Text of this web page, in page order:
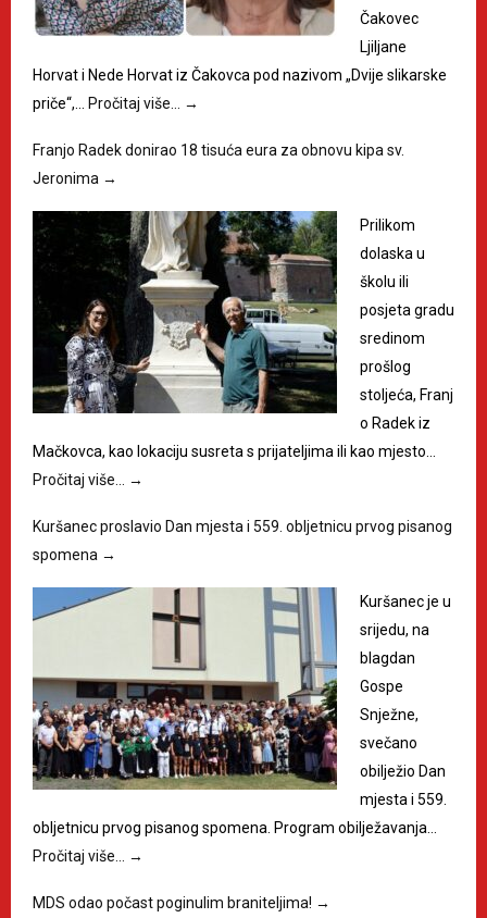
Čakovec
Ljiljane
Horvat i Nede Horvat iz Čakovca pod nazivom „Dvije slikarske
priče“,…
Pročitaj više… →
Franjo Radek donirao 18 tisuća eura za obnovu kipa sv.
Jeronima →
Prilikom
dolaska u
školu ili
posjeta gradu
sredinom
prošlog
stoljeća, Franj
o Radek iz
Mačkovca, kao lokaciju susreta s prijateljima ili kao mjesto…
Pročitaj više…
→
Kuršanec proslavio Dan mjesta i 559. obljetnicu prvog pisanog
spomena →
Kuršanec je u
srijedu, na
blagdan
Gospe
Snježne,
svečano
obilježio Dan
mjesta i 559.
obljetnicu prvog pisanog spomena. Program obilježavanja…
Pročitaj više…
→
MDS odao počast poginulim braniteljima! →